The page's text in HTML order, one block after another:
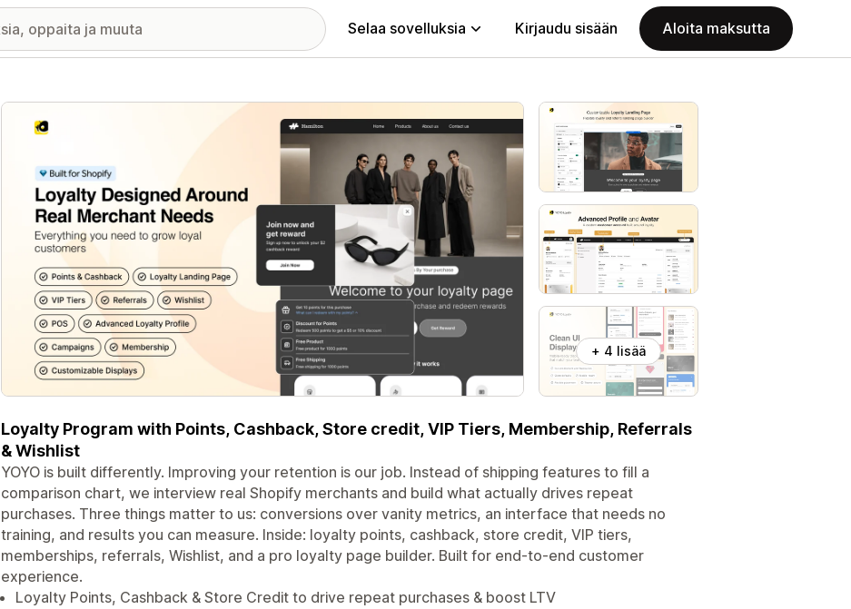
Selaa sovelluksia Kirjaudu sisään Aloita maksutta
Esittelykuvagalleria
+ 4 lisää
Loyalty Program with Points, Cashback, Store credit, VIP Tiers, Membership, Referrals
& Wishlist
YOYO is built differently. Improving your retention is our job. Instead of shipping features to fill a
comparison chart, we interview real Shopify merchants and build what actually drives repeat
purchases. Three things matter to us: conversions over vanity metrics, an interface that needs no
training, and results you can measure. Inside: loyalty points, cashback, store credit, VIP tiers,
memberships, referrals, Wishlist, and a pro loyalty page builder. Built for end-to-end customer
experience.
Loyalty Points, Cashback & Store Credit to drive repeat purchases & boost LTV